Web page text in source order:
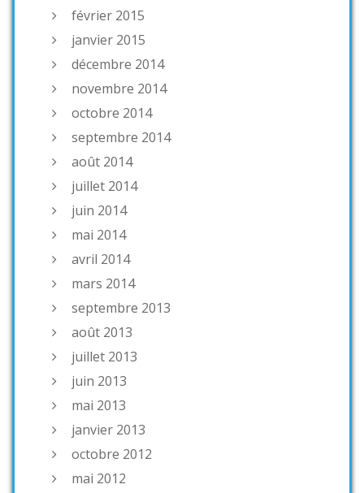
février 2015
janvier 2015
décembre 2014
novembre 2014
octobre 2014
septembre 2014
août 2014
juillet 2014
juin 2014
mai 2014
avril 2014
mars 2014
septembre 2013
août 2013
juillet 2013
juin 2013
mai 2013
janvier 2013
octobre 2012
mai 2012